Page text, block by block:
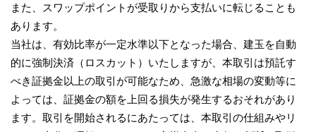
また、スワップポイントが受取りから支払いに転じることも
あります。
当社は、有効比率が一定水準以下となった場合、建玉を自動
的に強制決済（ロスカット）いたしますが、本取引は預託す
べき証拠金以上の取引が可能なため、急激な相場の変動等に
よっては、証拠金の額を上回る損失が発生するおそれがあり
ます。取引を開始されるにあたっては、本取引の仕組みやリ